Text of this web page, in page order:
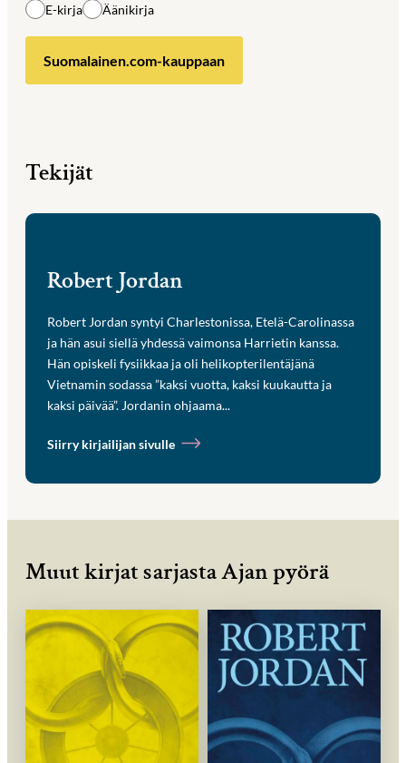
E-kirja Äänikirja
Suomalainen.com-kauppaan
Tekijät
Robert Jordan
Robert Jordan syntyi Charlestonissa, Etelä-Carolinassa
ja hän asui siellä yhdessä vaimonsa Harrietin kanssa.
Hän opiskeli fysiikkaa ja oli helikopterilentäjänä
Vietnamin sodassa ”kaksi vuotta, kaksi kuukautta ja
kaksi päivää”. Jordanin ohjaama...
Siirry kirjailijan sivulle
Muut kirjat sarjasta Ajan pyörä